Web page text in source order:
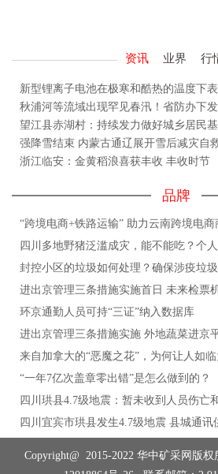
资讯 业界 行
新型锂离子电池在极寒和酷热的温度下
秋浦河等流域出现罕见春汛！省防办下
望江县赤湖村：持续发力做好城乡居民
强降雪结束 内蒙古通辽展开雪后减灾自
浙江临安：金黄稻浪喜获丰收 丰收时节
品牌
“跨境电商+铁路运输” 助力云南跨境电
四川多地野猪泛滥成灾，能不能吃？个
封控小区的垃圾如何处理？确保涉疫垃
进出京管理三条措施实施首日 未来检票
环京通勤人员可持“三证”纳入数据库
进出京管理三条措施实施 外地蔬菜进京
来自加拿大的“恶魔之花”，为何让人如临
“一年7亿次盖章零出错”是怎么做到的？
四川珙县4.7级地震：暂未收到人员伤亡
四川宜宾市珙县发生4.7级地震 县城通讯
Copyright@ 2015-2022 华中矿采网版